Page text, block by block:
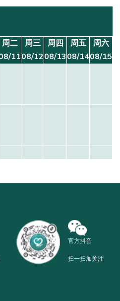
周二
11
周三
08/12
周四
08/13
周五
08/14
周六
08/15
官方抖音
扫一扫加关注